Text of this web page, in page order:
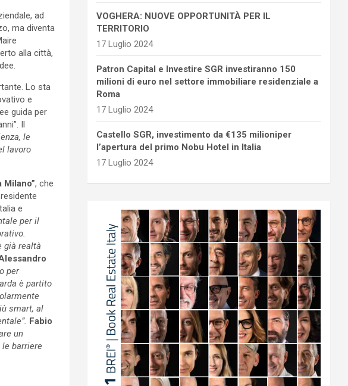
ad
ma diventa
alla città,
Lo sta
e
guida per
Il
le
lavoro
Milano”, che
e
per il
già realtà
per
è partito
smart, al
Fabio
un
barriere
VOGHERA: NUOVE OPPORTUNITÀ PER IL
TERRITORIO
17 Luglio 2024
Patron Capital e Investire SGR investiranno 150
milioni di euro nel settore immobiliare residenziale a
Roma
17 Luglio 2024
Castello SGR, investimento da €135 milioniper
l’apertura del primo Nobu Hotel in Italia
17 Luglio 2024